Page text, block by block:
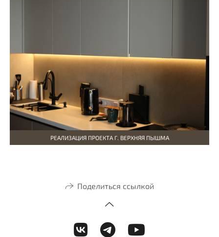
РЕАЛИЗАЦИЯ ПРОЕКТА Г. ВЕРХНЯЯ ПЫШМА
Поделиться ссылкой